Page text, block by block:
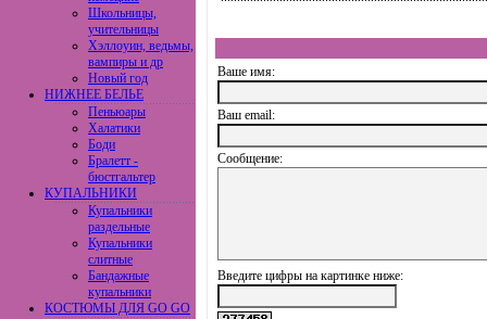
Школьницы,
учительницы
Хэллоуин, ведьмы,
вампиры и др
Новый год
НИЖНЕЕ БЕЛЬЕ
Пеньюары
Халатики
Боди
Бралетт -
бюстгальтер
КУПАЛЬНИКИ
Купальники
раздельные
Купальники
слитные
Бандажные
купальники
КОСТЮМЫ ДЛЯ GO GO
Ваше имя:
Ваш еmail:
Сообщение:
Введите цифры на картинке ниже: